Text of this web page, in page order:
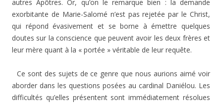
autres Apôtres. Or, qu’on le remarque bien : la demande
exorbitante de Marie-Salomé n’est pas rejetée par le Christ,
qui répond évasivement et se borne à émettre quelques
doutes sur la conscience que peuvent avoir les deux frères et
leur mère quant à la « portée » véritable de leur requête.
Ce sont des sujets de ce genre que nous aurions aimé voir
aborder dans les questions posées au cardinal Daniélou. Les
difficultés qu’elles présentent sont immédiatement résolues